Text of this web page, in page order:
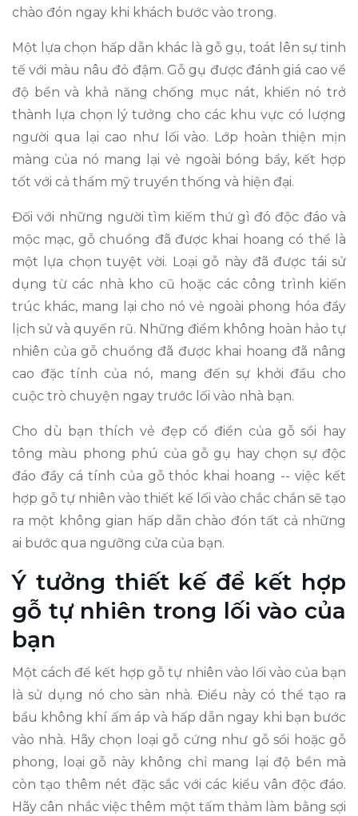
chào đón ngay khi khách bước vào trong.
Một lựa chọn hấp dẫn khác là gỗ gụ, toát lên sự tinh
tế với màu nâu đỏ đậm. Gỗ gụ được đánh giá cao về
độ bền và khả năng chống mục nát, khiến nó trở
thành lựa chọn lý tưởng cho các khu vực có lượng
người qua lại cao như lối vào. Lớp hoàn thiện mịn
màng của nó mang lại vẻ ngoài bóng bẩy, kết hợp
tốt với cả thẩm mỹ truyền thống và hiện đại.
Đối với những người tìm kiếm thứ gì đó độc đáo và
mộc mạc, gỗ chuồng đã được khai hoang có thể là
một lựa chọn tuyệt vời. Loại gỗ này đã được tái sử
dụng từ các nhà kho cũ hoặc các công trình kiến
trúc khác, mang lại cho nó vẻ ngoài phong hóa đầy
lịch sử và quyến rũ. Những điểm không hoàn hảo tự
nhiên của gỗ chuồng đã được khai hoang đã nâng
cao đặc tính của nó, mang đến sự khởi đầu cho
cuộc trò chuyện ngay trước lối vào nhà bạn.
Cho dù bạn thích vẻ đẹp cổ điển của gỗ sồi hay
tông màu phong phú của gỗ gụ hay chọn sự độc
đáo đầy cá tính của gỗ thóc khai hoang -- việc kết
hợp gỗ tự nhiên vào thiết kế lối vào chắc chắn sẽ tạo
ra một không gian hấp dẫn chào đón tất cả những
ai bước qua ngưỡng cửa của bạn.
Ý tưởng thiết kế để kết hợp
gỗ tự nhiên trong lối vào của
bạn
Một cách để kết hợp gỗ tự nhiên vào lối vào của bạn
là sử dụng nó cho sàn nhà. Điều này có thể tạo ra
bầu không khí ấm áp và hấp dẫn ngay khi bạn bước
vào nhà. Hãy chọn loại gỗ cứng như gỗ sồi hoặc gỗ
phong, loại gỗ này không chỉ mang lại độ bền mà
còn tạo thêm nét đặc sắc với các kiểu vân độc đáo.
Hãy cân nhắc việc thêm một tấm thảm làm bằng sợi